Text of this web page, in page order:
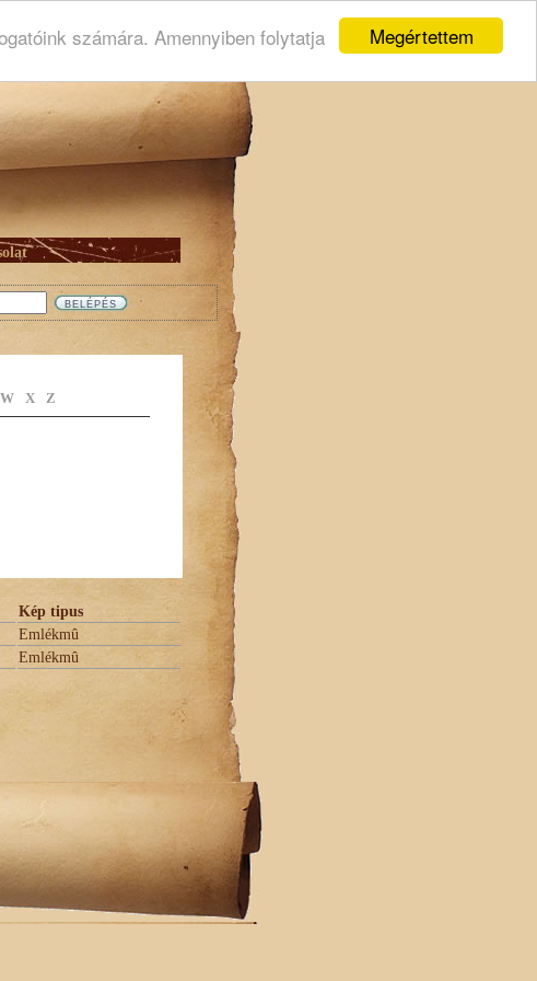
Megértettem
számára. Amennyiben folytatja
W X Z
Kép tipus
Emlékmû
Emlékmû